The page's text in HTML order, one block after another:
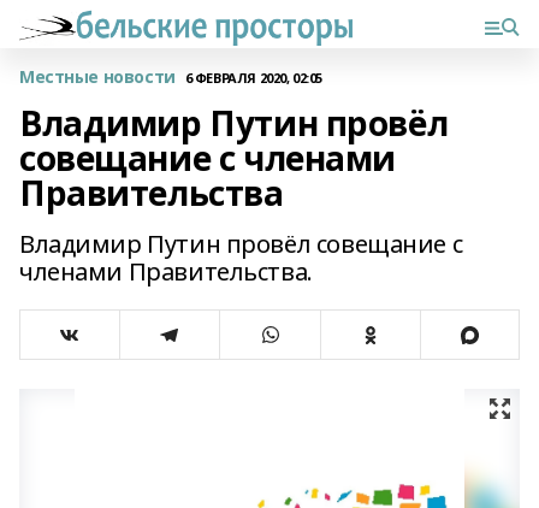
Местные новости 6 ФЕВРАЛЯ 2020, 02:05
Владимир Путин провёл
совещание с членами
Правительства
Владимир Путин провёл совещание с
членами Правительства.